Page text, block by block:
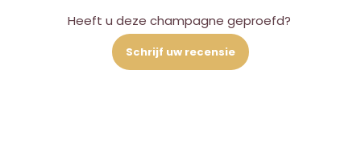
Heeft u deze champagne geproefd?
Schrijf uw recensie